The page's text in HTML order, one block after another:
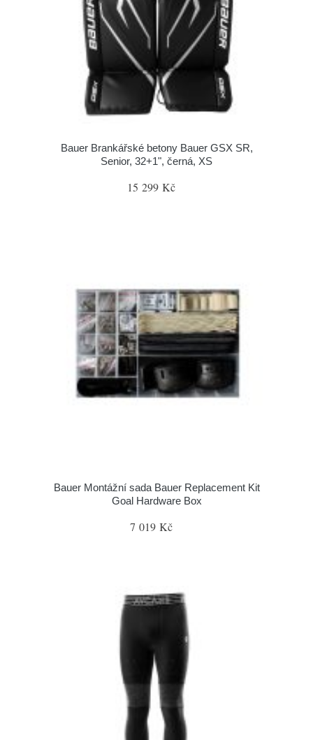
Bauer Brankářské betony Bauer GSX SR,
Senior, 32+1", černá, XS
15 299 Kč
Bauer Montážní sada Bauer Replacement Kit
Goal Hardware Box
7 019 Kč